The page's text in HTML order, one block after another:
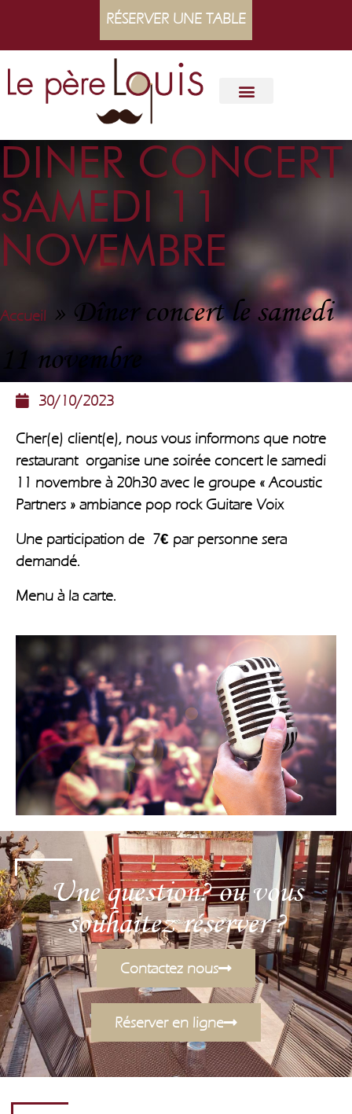
RÉSERVER UNE TABLE
DINER CONCERT
SAMEDI 11
NOVEMBRE
Accueil » Dîner concert le samedi
11 novembre
30/10/2023
Cher(e) client(e), nous vous informons que notre
restaurant organise une soirée concert le samedi
11 novembre à 20h30 avec le groupe « Acoustic
Partners » ambiance pop rock Guitare Voix
Une participation de 7€ par personne sera
demandé.
Menu à la carte.
Une question? ou vous
souhaitez réserver ?
Contactez nous
Réserver en ligne